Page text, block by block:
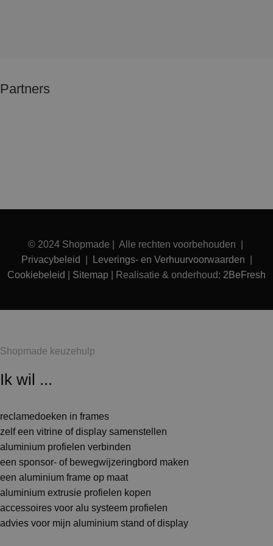
Partners
© 2024 Shopmade | Alle rechten voorbehouden |
Privacybeleid
Leverings- en Verhuurvoorwaarden
Cookiebeleid
Sitemap | Realisatie & onderhoud: 2BeFresh
Shopmade keuzehulp
Ik wil ...
reclamedoeken in frames
zelf een vitrine of display samenstellen
aluminium profielen verbinden
een sponsor- of bewegwijzeringbord maken
een aluminium frame op maat
aluminium extrusie profielen kopen
accessoires voor alu systeem profielen
advies voor mijn aluminium stand of display